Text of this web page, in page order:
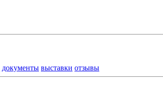
документы выставки отзывы